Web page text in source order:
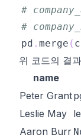
#
#
pd . merge (
위 코드의 결
name
Peter Grant
Leslie May
Aaron Burr